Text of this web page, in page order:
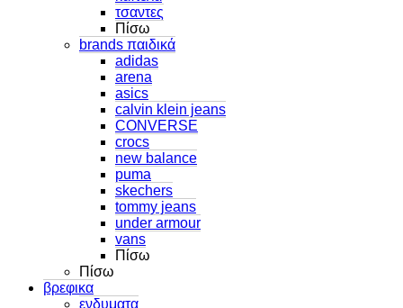
τσαντες
Πίσω
brands παιδικά
adidas
arena
asics
calvin klein jeans
CONVERSE
crocs
new balance
puma
skechers
tommy jeans
under armour
vans
Πίσω
Πίσω
βρεφικα
ενδυματα